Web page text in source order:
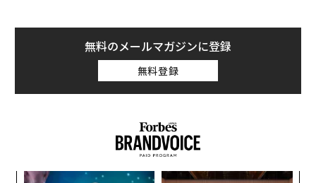
慢でした。畑の風景も大好きだった。自分が大切に思っ
ていた畑が物理的になくなってしまってい、とても悲し
くなりました。この体験がきっかけとなり、農業の現状
について調べていくうちに、全国で同じような出来事が
この領域で事業を起こして、全国の生産者さんが持続可
能になる環境を作っていきたいと思ったのが始まりで
宣言してから革新的な施策を数多く打ち出し、東京23区
と政令市の中で「開業率No.1」の都市へと育ててきた。
宣言から10年の節目を迎えたいま、あらためて高島市長
に会って話を聞くと、「自分がドリルの刃となり、硬直
を壊す」という力のこもった言葉が出てきた。このイン
多くの起業家が勇気をもらうことだろう。
無料のメールマガジンに登録
無料登録